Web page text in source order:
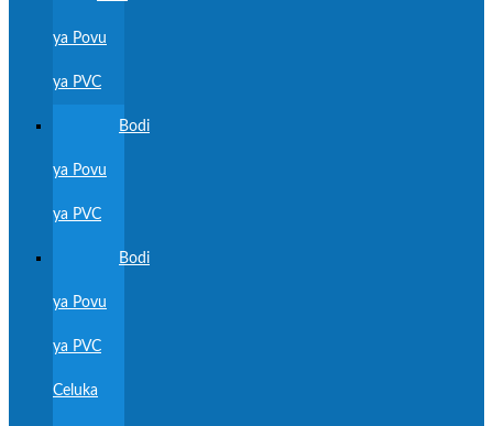
ya Povu
ya PVC
Bodi
ya Povu
ya PVC
Bodi
ya Povu
ya PVC
Celuka